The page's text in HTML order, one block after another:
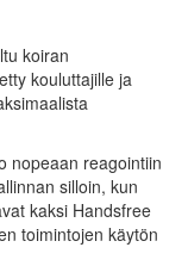
koiran
kouluttajille ja
nopeaan reagointiin
silloin, kun
kaksi Handsfree
toimintojen käytön